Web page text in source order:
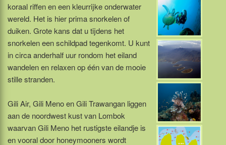
koraal riffen en een kleurrijke onderwater
wereld. Het is hier prima snorkelen of
duiken. Grote kans dat u tijdens het
snorkelen een schildpad tegenkomt. U kunt
in circa anderhalf uur rondom het eiland
wandelen en relaxen op één van de mooie
stille stranden.
Gili Air, Gili Meno en Gili Trawangan liggen
aan de noordwest kust van Lombok
waarvan Gili Meno het rustigste eilandje is
en vooral door honeymooners wordt